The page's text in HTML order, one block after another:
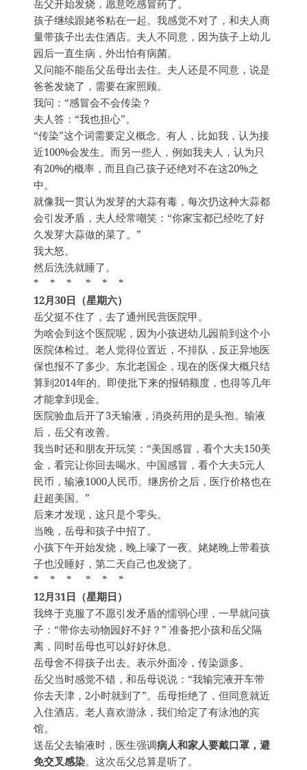
岳父开始发烧，愿意吃感冒药了。
孩子继续跟姥爷粘在一起。我感觉不对了，和夫人商
量带孩子出去住酒店。夫人不同意，因为孩子上幼儿
园后一直生病，外出怕有病菌。
又问能不能岳父岳母出去住。夫人还是不同意，说是
爸爸发烧了，需要在家照顾。
我问：“感冒会不会传染？
夫人答：“我也担心”。
“传染”这个词需要定义概念。有人，比如我，认为接
近100%会发生。而另一些人，例如我夫人，认为只
有20%的概率，而且自己孩子还绝对不在这20%之
中。
就像我一贯认为发芽的大蒜有毒，每次扔这种大蒜都
会引发矛盾，夫人经常嘲笑：“你家宝都已经吃了好
久发芽大蒜做的菜了。”
我大怒。
然后洗洗就睡了。
* * * * * *
12月30日（星期六）
岳父挺不住了，去了通州民营医院甲。
为啥会到这个医院呢，因为小孩进幼儿园前到这个小
医院体检过。老人觉得位置近，不排队，反正异地医
保也报不了多少。东北老国企，现在的医保大概只结
算到2014年的。即使批下来的报销额度，也得等几年
才能拿到现金。
医院验血后开了3天输液，消炎药用的是头孢。输液
后，岳父有改善。
我当时还和朋友开玩笑：“美国感冒，看个大夫150美
金，看完让你回去喝水。中国感冒，看个大夫5元人
民币，输液1000人民币。继房价之后，医疗价格也在
赶超美国。”
后来才发现，这只是个零头。
当晚，岳母和孩子中招了。
小孩下午开始发烧，晚上嚎了一夜。姥姥晚上带着孩
子也没睡好，第二天自己也发烧了。
* * * * * *
12月31日（星期日）
我终于克服了不愿引发矛盾的懦弱心理，一早就问孩
子：“带你去动物园好不好？” 准备把小孩和岳父隔
离，同时岳母也可以好好休息。
岳母舍不得孩子出去。表示外面冷，传染源多。
岳父当时感觉不错，和岳母说说：“我输完液开车带
你去天津，2小时就到了”。岳母拒绝了，但同意就近
入住酒店。老人喜欢游泳，我们给定了有泳池的宾
馆。
送岳父去输液时，医生强调病人和家人要戴口罩，避
免交叉感染。这次岳父总算是听了。